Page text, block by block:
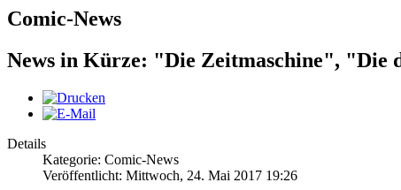
Comic-News
News in Kürze: "Die Zeitmaschine", "Die
Details
Kategorie: Comic-News
Veröffentlicht: Mittwoch, 24. Mai 2017 19:26